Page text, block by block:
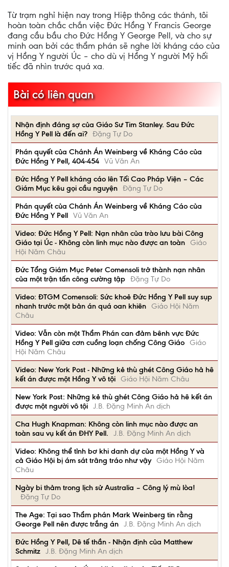
Từ trạm nghỉ hiện nay trong Hiệp thông các thánh, tôi
hoàn toàn chắc chắn việc Đức Hồng Y Francis George
đang cầu bầu cho Đức Hồng Y George Pell, và cho sự
minh oan bởi các thẩm phán sẽ nghe lời kháng cáo của
vị Hồng Y người Úc – cho dù vị Hồng Y người Mỹ hối
tiếc đã nhìn trước quá xa.
Bài có liên quan
Nhận định đáng sợ của Giáo Sư Tim Stanley. Sau Đức
Hồng Y Pell là đến ai? Đặng Tự Do
Phán quyết của Chánh Án Weinberg về Kháng Cáo của
Đức Hồng Y Pell, 404-454 Vũ Văn An
Đức Hồng Y Pell kháng cáo lên Tối Cao Pháp Viện – Các
Giám Mục kêu gọi cầu nguyện Đặng Tự Do
Phán quyết của Chánh Án Weinberg về Kháng Cáo của
Đức Hồng Y Pell Vũ Văn An
Video: Đức Hồng Y Pell: Nạn nhân của trào lưu bài Công
Giáo tại Úc - Không còn linh mục nào được an toàn Giáo
Hội Năm Châu
Đức Tổng Giám Mục Peter Comensoli trở thành nạn nhân
của một trận tấn công cường tập Đặng Tự Do
Video: ĐTGM Comensoli: Sức khoẻ Đức Hồng Y Pell suy sụp
nhanh trước một bản án quá oan khiên Giáo Hội Năm
Châu
Video: Vẫn còn một Thẩm Phán can đảm bênh vực Đức
Hồng Y Pell giữa cơn cuồng loạn chống Công Giáo Giáo
Hội Năm Châu
Video: New York Post - Những kẻ thù ghét Công Giáo hả hê
kết án được một Hồng Y vô tội Giáo Hội Năm Châu
New York Post: Những kẻ thù ghét Công Giáo hả hê kết án
được một người vô tội J.B. Đặng Minh An dịch
Cha Hugh Knapman: Không còn linh mục nào được an
toàn sau vụ kết án ĐHY Pell.
J.B. Đặng Minh An dịch
Video: Không thể tỉnh bơ khi danh dự của một Hồng Y và
cả Giáo Hội bị ám sát trâng tráo như vậy Giáo Hội Năm
Châu
Ngày bi thảm trong lịch sử Australia – Công lý mù lòa!
Đặng Tự Do
The Age: Tại sao Thẩm phán Mark Weinberg tin rằng
George Pell nên được trắng án J.B. Đặng Minh An dịch
Đức Hồng Y Pell, Dê tế thần - Nhận định của Matthew
Schmitz J.B. Đặng Minh An dịch